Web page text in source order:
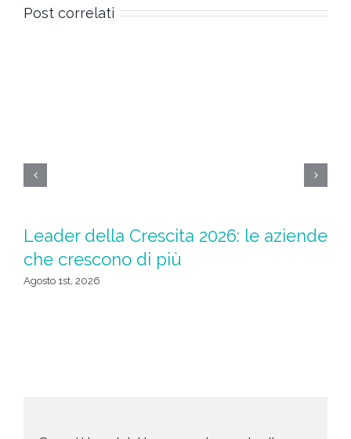
Post correlati
Leader della Crescita 2026: le aziende
che crescono di più
Agosto 1st, 2026